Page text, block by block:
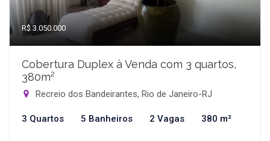
R$ 3.050.000
Cobertura Duplex à Venda com 3 quartos,
380m²
Recreio dos Bandeirantes, Rio de Janeiro-RJ
3 Quartos 5 Banheiros 2 Vagas 380 m²